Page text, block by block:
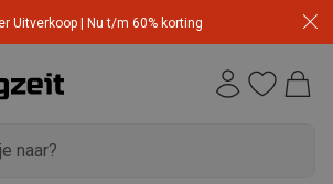
Uitverkoop | Nu t/m 60% korting